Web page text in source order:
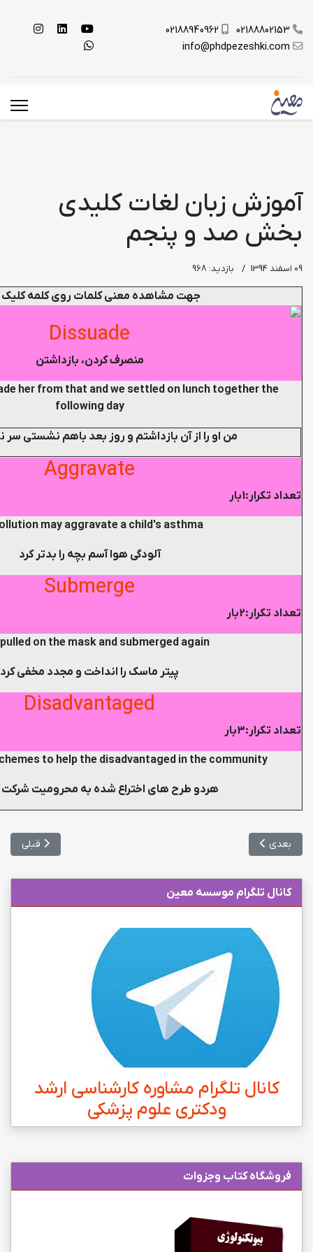
02188802153
02188940962
info@phdpezeshki.com
آموزش زبان لغات کلیدی
بخش صد و پنجم
09 اسفند 1394 بازدید: 968
جهت مشاهده معنی کلمات روی کلمه کلیک
Dissuade
منصرف کردن، بازداشتن
her from that and we settled on lunch together the
following day
من او را از آن بازداشتم و روز بعد باهم نشستی سر
Aggravate
تعداد تکرار:1بار
may aggravate a child's asthma
آلودگی هوا آسم بچه را بدتر کرد
Submerge
تعداد تکرار:2بار
on the mask and submerged again
پیتر ماسک را انداخت و مجدد مخفی کرد
Disadvantaged
تعداد تکرار:3بار
to help the disadvantaged in the community
هردو طرح های اختراع شده به محرومیت
مطلب
قبلی مطلب بعدی: آموزش زبان لغات کلیدی بخش صد و ششم
بعدی
کانال تلگرام موسسه معین
کانال تلگرام مشاوره کارشناسی ارشد
ودکتری علوم پزشکی
فروشگاه کتاب وجزوات